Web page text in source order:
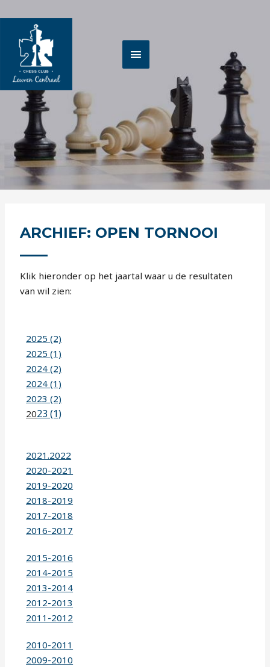
naar
inhoud
ARCHIEF: OPEN TORNOOI
Klik hieronder op het jaartal waar u de resultaten
van wil zien:
2025 (2)
2025 (1)
2024 (2)
2024 (1)
2023 (2)
2023 (1)
2021.2022
2020-2021
2019-2020
2018-2019
2017-2018
2016-2017
2015-2016
2014-2015
2013-2014
2012-2013
2011-2012
2010-2011
2009-2010